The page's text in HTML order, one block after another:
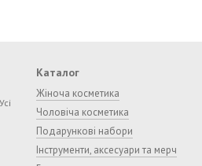
Каталог
Жіноча косметика
Чоловіча косметика
Подарункові набори
Інструменти, аксесуари та мерч